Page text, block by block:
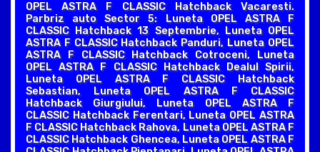
OPEL ASTRA F CLASSIC Hatchback Vacaresti.
Parbriz auto Sector 5: Luneta OPEL ASTRA F
CLASSIC Hatchback 13 Septembrie, Luneta OPEL
ASTRA F CLASSIC Hatchback Panduri, Luneta OPEL
ASTRA F CLASSIC Hatchback Cotroceni, Luneta
OPEL ASTRA F CLASSIC Hatchback Dealul Spirii,
Luneta OPEL ASTRA F CLASSIC Hatchback
Sebastian, Luneta OPEL ASTRA F CLASSIC
Hatchback Giurgiului, Luneta OPEL ASTRA F
CLASSIC Hatchback Ferentari, Luneta OPEL ASTRA
F CLASSIC Hatchback Rahova, Luneta OPEL ASTRA F
CLASSIC Hatchback Ghencea, Luneta OPEL ASTRA F